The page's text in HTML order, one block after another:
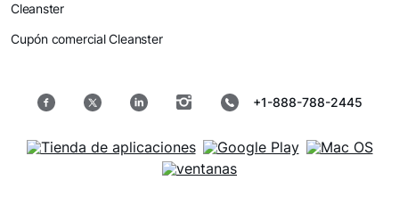
Cleanster
Cupón comercial Cleanster
+1-888-788-2445